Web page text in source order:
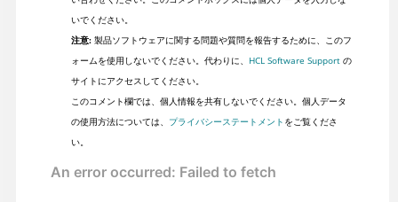
いでください。
注意:製品ソフトウェアに関する問題や質問を報告するために、このフ
ォームを使用しないでください。代わりに、 HCL Software Supportの
サイトにアクセスしてください。
このコメント欄では、個人情報を共有しないでください。個人データ
の使用方法については、 プライバシーステートメント をご覧くださ
い。